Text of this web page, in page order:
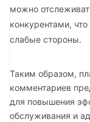
можно
конкурентами,
слабые стороны.
Таким образом,
комментариев
для повышения
обслуживания и